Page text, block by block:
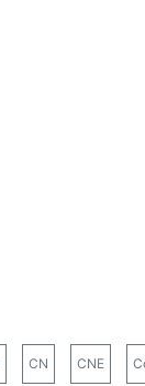
CN CNE